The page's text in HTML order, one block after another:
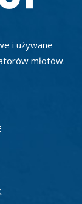
i używane
młotów.